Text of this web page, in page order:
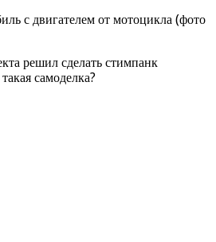
решил сделать стимпанк
самоделка?